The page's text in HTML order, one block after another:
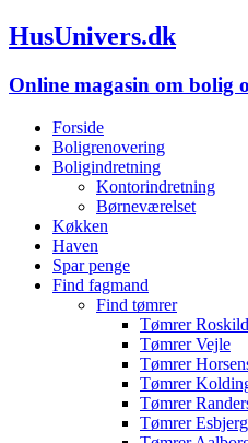
HusUnivers.dk
Online magasin om bolig
Forside
Boligrenovering
Boligindretning
Kontorindretning
Børneværelset
Køkken
Haven
Spar penge
Find fagmand
Find tømrer
Tømrer
Tømrer Vejle
Tømrer
Tømrer
Tømrer
Tømrer Esbjerg